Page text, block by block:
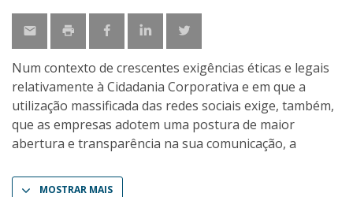
Num contexto de crescentes exigências éticas e legais
relativamente à Cidadania Corporativa e em que a
utilização massificada das redes sociais exige, também,
que as empresas adotem uma postura de maior
abertura e transparência na sua comunicação, a
MOSTRAR MAIS